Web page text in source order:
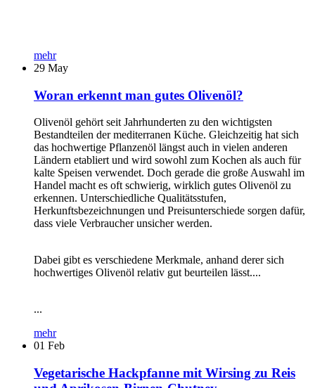
mehr
29 May
Woran erkennt man gutes Olivenöl?
Olivenöl gehört seit Jahrhunderten zu den wichtigsten
Bestandteilen der mediterranen Küche. Gleichzeitig hat sich
das hochwertige Pflanzenöl längst auch in vielen anderen
Ländern etabliert und wird sowohl zum Kochen als auch für
kalte Speisen verwendet. Doch gerade die große Auswahl im
Handel macht es oft schwierig, wirklich gutes Olivenöl zu
erkennen. Unterschiedliche Qualitätsstufen,
Herkunftsbezeichnungen und Preisunterschiede sorgen dafür,
dass viele Verbraucher unsicher werden.
Dabei gibt es verschiedene Merkmale, anhand derer sich
hochwertiges Olivenöl relativ gut beurteilen lässt....
...
mehr
01 Feb
Vegetarische Hackpfanne mit Wirsing zu Reis